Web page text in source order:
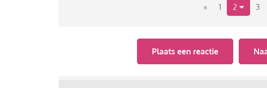
« 1 2 3
Plaats een reactie